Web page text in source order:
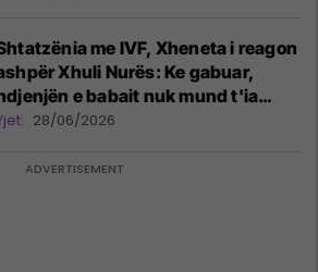
me IVF, Xheneta i reagon
Xhuli Nurës: Ke gabuar,
e babait nuk mund t'ia
kurrë
28/06/2026